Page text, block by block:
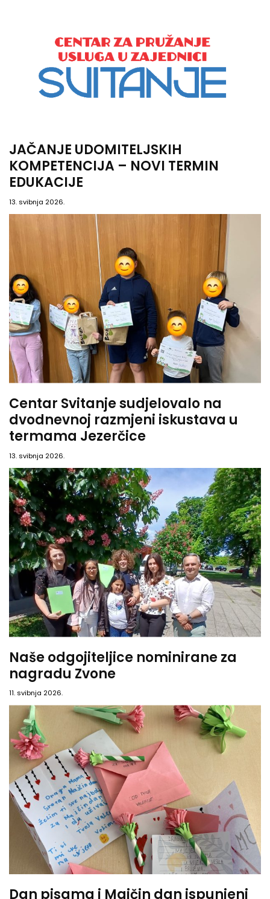
JAČANJE UDOMITELJSKIH
KOMPETENCIJA – NOVI TERMIN
EDUKACIJE
13. svibnja 2026.
Centar Svitanje sudjelovalo na
dvodnevnoj razmjeni iskustava u
termama Jezerčice
13. svibnja 2026.
Naše odgojiteljice nominirane za
nagradu Zvone
11. svibnja 2026.
Dan pisama i Majčin dan ispunjeni